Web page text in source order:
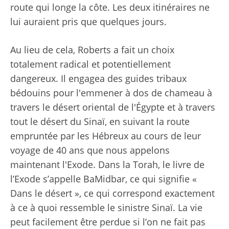
route qui longe la côte. Les deux itinéraires ne
lui auraient pris que quelques jours.
Au lieu de cela, Roberts a fait un choix
totalement radical et potentiellement
dangereux. Il engagea des guides tribaux
bédouins pour l'emmener à dos de chameau à
travers le désert oriental de l'Égypte et à travers
tout le désert du Sinaï, en suivant la route
empruntée par les Hébreux au cours de leur
voyage de 40 ans que nous appelons
maintenant l'Exode. Dans la Torah, le livre de
l’Exode s’appelle BaMidbar, ce qui signifie «
Dans le désert », ce qui correspond exactement
à ce à quoi ressemble le sinistre Sinaï. La vie
peut facilement être perdue si l’on ne fait pas